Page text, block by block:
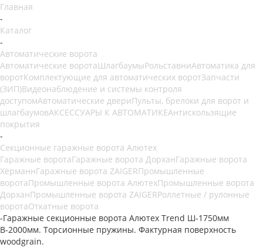
Главная
-
Каталог
-
Автоматические ворота
Автоматические воротаШлагбаумыРольставниАвтоматика для
воротКомплектующие для автоматических воротЗапчасти
(ЗИП)Видеонаблюдение и системы контроля
доступомАвтоматические двериПульты, брелоки для ворот и
шлагбаумовАКСЕССУАРЫ К АВТОМАТИКЕАнтискользящие
покрытия
-
Секционные гаражные ворота Алютех
Гаражные воротаГаражные ворота ДорханГаражные ворота
ХёрманнГаражные ворота ZAIGERПромышленные
воротаПромышленные ворота АлютехПромышленные ворота
ДорханПромышленные ворота ZAIGERРоллетные / рулонные
воротаОткатные ворота
-Гаражные секционные ворота Алютех Trend Ш-1750мм
В-2000мм. Торсионные пружины. Фактурная поверхность
woodgrain.